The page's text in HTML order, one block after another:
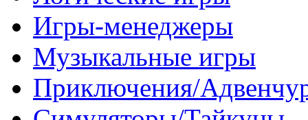
Игры-менеджеры
Музыкальные игры
Приключения/